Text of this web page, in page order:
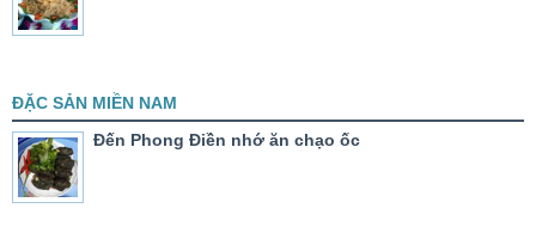
ĐẶC SẢN MIỀN NAM
Đến Phong Điền nhớ ăn chạo ốc